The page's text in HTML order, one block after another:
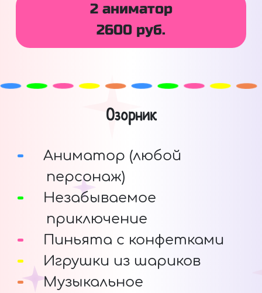
2 аниматор
2600 руб.
Озорник
Аниматор (любой
персонаж)
Незабываемое
приключение
Пиньята с конфетками
Игрушки из шариков
Музыкальное